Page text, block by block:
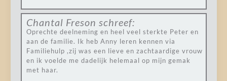
Chantal Freson schreef:
Oprechte deelneming en heel veel sterkte Peter en
aan de familie. Ik heb Anny leren kennen via
Familiehulp ,zij was een lieve en zachtaardige vrouw
en ik voelde me dadelijk helemaal op mijn gemak
met haar.